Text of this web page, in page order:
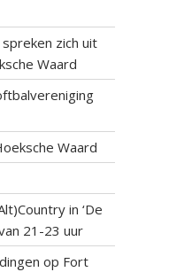
zich uit
Waard
Waard
in ‘De
21-23 uur
op Fort